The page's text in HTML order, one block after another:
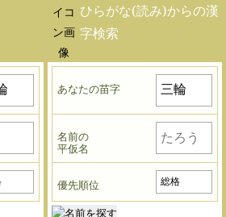
ひらがな(読み)からの漢
字検索
あなたの苗字
名前の
平仮名
優先順位